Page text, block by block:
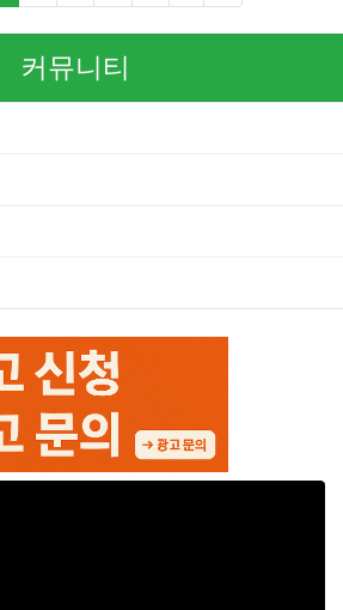
커뮤니티